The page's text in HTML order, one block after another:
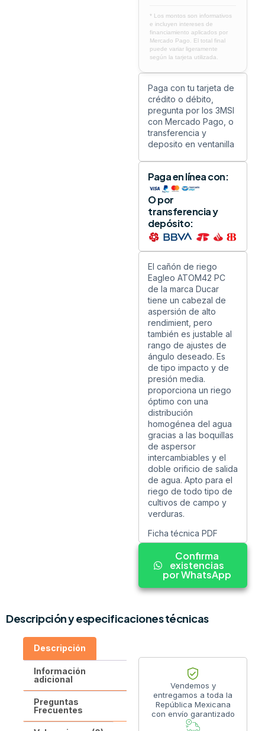
* Los montos son informativos
e incluyen intereses de
financiamiento aplicados por
Mercado Pago. El total final
puede variar ligeramente
según la tarjeta utilizada.
Paga con tu tarjeta de
crédito o débito,
pregunta por los 3MSI
con Mercado Pago, o
transferencia y
deposito en ventanilla
Paga en línea con:
O por
transferencia y
depósito:
El cañón de riego
Eagleo ATOM42 PC
de la marca Ducar
tiene un cabezal de
aspersión de alto
rendimient, pero
también es justable al
rango de ajustes de
ángulo deseado. Es
de tipo impacto y de
presión media.
proporciona un riego
óptimo con una
distribución
homogénea del agua
gracias a las boquillas
de aspersor
intercambiables y el
doble orificio de salida
de agua. Apto para el
riego de todo tipo de
cultivos de campo y
verduras.
Ficha técnica PDF
Confirma
existencias
por WhatsApp
Descripción y especificaciones técnicas
Descripción
Información
adicional
Preguntas
Frecuentes
Vendemos y
entregamos a toda la
República Mexicana
con envío garantizado